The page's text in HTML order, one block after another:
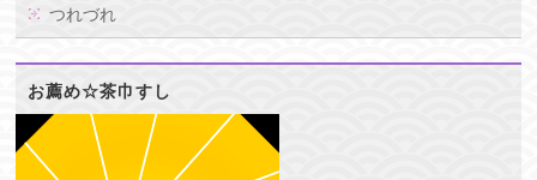
つれづれ
お薦め☆茶巾すし